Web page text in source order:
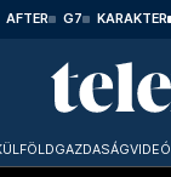
AFTER G7 KARAKTER
GAZDASÁGVIDEÓ